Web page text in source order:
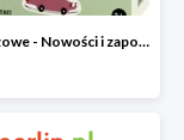
Gry planszowe - Nowości i zapowiedzi w Merlin.pl do -40%